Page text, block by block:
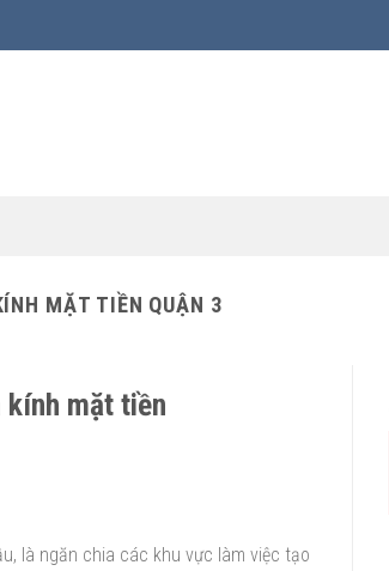
MẶT TIỀN QUẬN 3
kính mặt tiền
là ngăn chia các khu vực làm việc tạo